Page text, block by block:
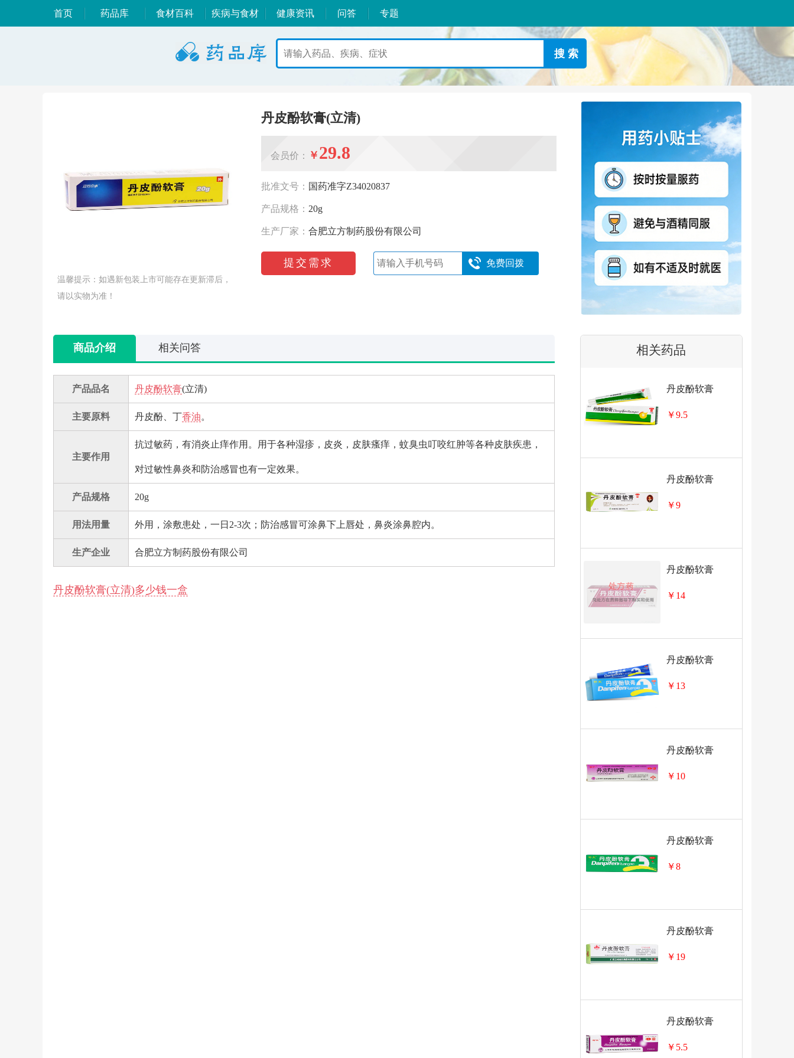
首页 药品库 食材百科 疾病与食材 健康资讯 问答 专题
温馨提示：如遇新包装上市可能存在更新滞后，
请以实物为准！
丹皮酚软膏(立清)
会员价： ￥ 29.8
批准文号： 国药准字Z34020837
产品规格： 20g
生产厂家： 合肥立方制药股份有限公司
提交需求 免费回拨
商品介绍 相关问答
产品品名 丹皮酚软膏(立清)
主要原料 丹皮酚、丁香油。
主要作用
抗过敏药，有消炎止痒作用。用于各种湿疹，皮炎，皮肤瘙痒，蚊臭虫叮咬红肿等各种皮肤疾患，
对过敏性鼻炎和防治感冒也有一定效果。
产品规格 20g
用法用量 外用，涂敷患处，一日2-3次；防治感冒可涂鼻下上唇处，鼻炎涂鼻腔内。
生产企业 合肥立方制药股份有限公司
丹皮酚软膏(立清)多少钱一盒
相关药品
丹皮酚软膏
￥9.5
丹皮酚软膏
￥9
丹皮酚软膏
￥14
丹皮酚软膏
￥13
丹皮酚软膏
￥10
丹皮酚软膏
￥8
丹皮酚软膏
￥19
丹皮酚软膏
￥5.5